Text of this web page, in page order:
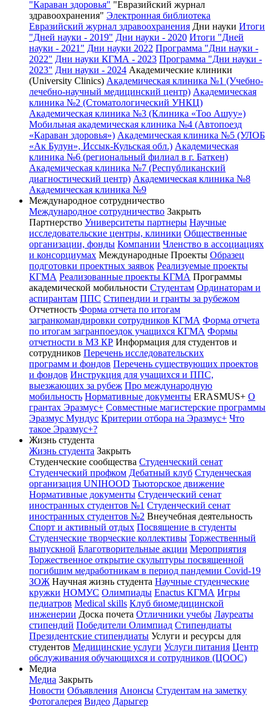
"Караван здоровья" "Евразийский журнал
здравоохранения" Электронная библиотека
Евразийский журнал здравоохранения Дни науки Итоги
"Дней науки - 2019" Дни науки - 2020 Итоги "Дней
науки - 2021" Дни науки 2022 Программа "Дни науки -
2022" Дни науки КГМА - 2023 Программа "Дни науки -
2023" Дни науки - 2024 Академические клиники
(University Clinics) Академическая клиника №1 (Учебно-
лечебно-научный медицинский центр) Академическая
клиника №2 (Стоматологический УНКЦ)
Академическая клиника №3 (Клиника «Тоо Ашуу»)
Мобильная академическая клиника №4 (Автопоезд
«Караван здоровья») Академическая клиника №5 (УЛОБ
«Ак Булун», Иссык-Кульская обл.) Академическая
клиника №6 (региональный филиал в г. Баткен)
Академическая клиника №7 (Республиканский
диагностический центр) Академическая клиника №8
Академическая клиника №9
Международное сотрудничество
Международное сотрудничество Закрыть
Партнерство Университеты партнеры Научные
исследовательские центры, клиники Общественные
организации, фонды Компании Членство в ассоциациях
и консорциумах Международные Проекты Образец
подготовки проектных заявок Реализуемые проекты
КГМА Реализованные проекты КГМА Программы
академической мобильности Студентам Ординаторам и
аспирантам ППС Стипендии и гранты за рубежом
Отчетность Форма отчета по итогам
загранкомандировки сотрудников КГМА Форма отчета
по итогам загранпоездок учащихся КГМА Формы
отчетности в МЗ КР Информация для студентов и
сотрудников Перечень исследовательских
программ и фондов Перечень существующих проектов
и фондов Инструкция для учащихся и ППС,
выезжающих за рубеж Про международную
мобильность Нормативные документы ERASMUS+ О
грантах Эразмус+ Совместные магистерские программы
Эразмус Мундус Критерии отбора на Эразмус+ Что
такое Эразмус+?
Жизнь студента
Жизнь студента Закрыть
Студенческие сообщества Студенческий сенат
Студенческий профком Дебатный клуб Студенческая
организация UNIHOOD Тьюторское движение
Нормативные документы Студенческий сенат
иностранных студентов №1 Студенческий сенат
иностранных студентов №2 Внеучебная деятельность
Спорт и активный отдых Посвящение в студенты
Студенческие творческие коллективы Торжественный
выпускной Благотворительные акции Мероприятия
Торжественное открытие скульптуры посвященной
погибшим медработникам в период пандемии Covid-19
ЗОЖ Научная жизнь студента Научные студенческие
кружки НОМУС Олимпиады Enactus КГМА Игры
педиатров Medical skills Клуб биомедицинской
инженерии Доска почета Отличники учебы Лауреаты
стипендий Победители Олимпиад Стипендиаты
Президентские стипендиаты Услуги и ресурсы для
студентов Медицинские услуги Услуги питания Центр
обслуживания обучающихся и сотрудников (ЦООС)
Медиа
Медиа Закрыть
Новости Объявления Анонсы Студентам на заметку
Фотогалерея Видео Дарыгер